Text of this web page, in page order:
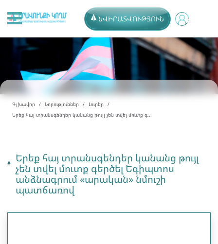
ՆՎԻՐԱՏՎՈՒԹՅՈՒՆ
Գլխավոր Նորություններ
Լուրեր
Երեք հայ տրանսգենդեր կանանց թույլ չեն տվել մուտք գ...
Երեք հայ տրանսգենդեր կանանց թույլ
չեն տվել մուտք գերծել Եգիպտոս
անձնագրում «արական» նմուշի
պատճառով